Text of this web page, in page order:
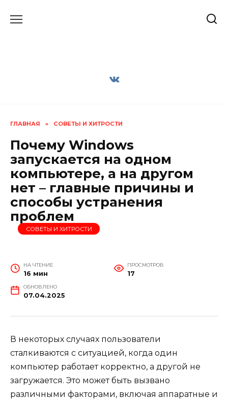
ГЛАВНАЯ » СОВЕТЫ И ХИТРОСТИ
Почему Windows
запускается на одном
компьютере, а на другом
нет – главные причины и
способы устранения
проблем
СОВЕТЫ И ХИТРОСТИ
НА ЧТЕНИЕ
16 мин
ПРОСМОТРОВ
17
ОБНОВЛЕНО
07.04.2025
В некоторых случаях пользователи
сталкиваются с ситуацией, когда один
компьютер работает корректно, а другой не
загружается. Это может быть вызвано
различными факторами, включая аппаратные и